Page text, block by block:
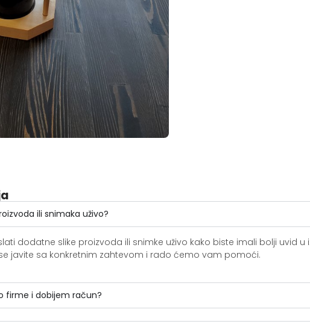
ili snimaka uživo?
dodatne slike proizvoda ili snimke uživo kako biste imali bolji uvid u
javite sa konkretnim zahtevom i rado ćemo vam pomoći.
firme i dobijem račun?